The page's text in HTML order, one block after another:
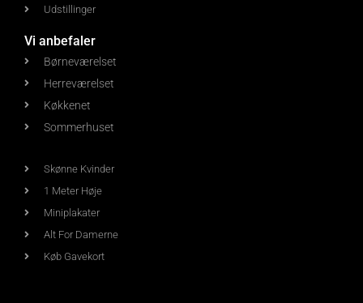
Udstillinger
Vi anbefaler
Børneværelset
Herreværelset
Køkkenet
Sommerhuset
Skønne Kvinder
1 Meter Høje
Miniplakater
Alt For Damerne
Køb Gavekort